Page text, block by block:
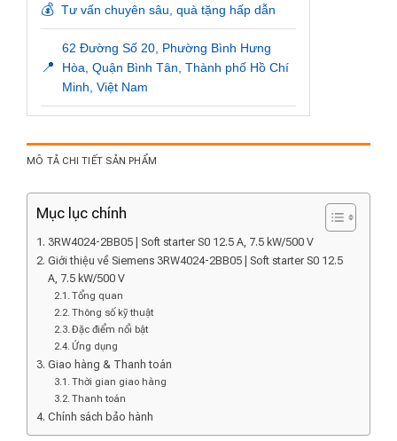
💰 Tư vấn chuyên sâu, quà tặng hấp dẫn
📍
62 Đường Số 20, Phường Bình Hưng
Hòa, Quận Bình Tân, Thành phố Hồ Chí
Minh, Việt Nam
MÔ TẢ CHI TIẾT SẢN PHẨM
Mục lục chính
3RW4024-2BB05 | Soft starter S0 12.5 A, 7.5 kW/500 V
Giới thiệu về Siemens 3RW4024-2BB05 | Soft starter S0 12.5
A, 7.5 kW/500 V
Tổng quan
Thông số kỹ thuật
Đặc điểm nổi bật
Ứng dụng
Giao hàng & Thanh toán
Thời gian giao hàng
Thanh toán
Chính sách bảo hành